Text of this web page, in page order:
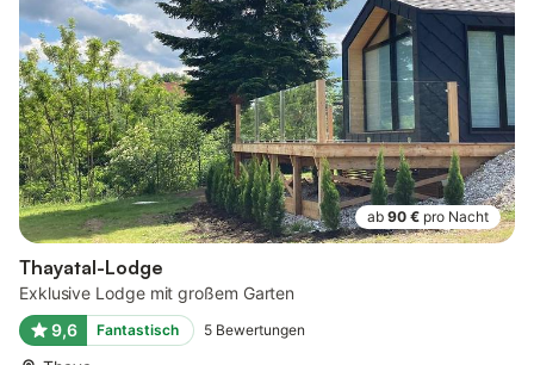
ab 90 € pro Nacht
Thayatal-Lodge
Exklusive Lodge mit großem Garten
9,6
Fantastisch 5 Bewertungen